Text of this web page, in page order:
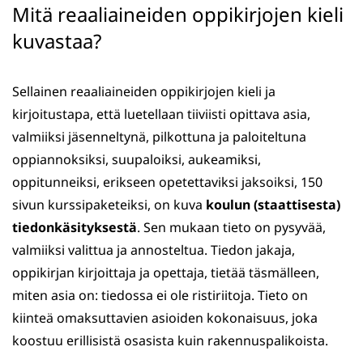
Mitä reaaliaineiden oppikirjojen kieli
kuvastaa?
Sellainen reaaliaineiden oppikirjojen kieli ja
kirjoitustapa, että luetellaan tiiviisti opittava asia,
valmiiksi jäsenneltynä, pilkottuna ja paloiteltuna
oppiannoksiksi, suupaloiksi, aukeamiksi,
oppitunneiksi, erikseen opetettaviksi jaksoiksi, 150
sivun kurssipaketeiksi, on kuva koulun (staattisesta)
tiedonkäsityksestä. Sen mukaan tieto on pysyvää,
valmiiksi valittua ja annosteltua. Tiedon jakaja,
oppikirjan kirjoittaja ja opettaja, tietää täsmälleen,
miten asia on: tiedossa ei ole ristiriitoja. Tieto on
kiinteä omaksuttavien asioiden kokonaisuus, joka
koostuu erillisistä osasista kuin rakennuspalikoista.